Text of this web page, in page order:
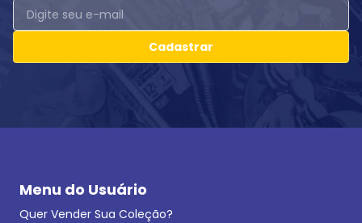
Cadastrar
Menu do Usuário
Quer Vender Sua Coleção?